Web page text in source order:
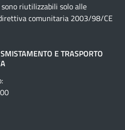
riutilizzabili solo alle
comunitaria 2003/98/CE
E TRASPORTO